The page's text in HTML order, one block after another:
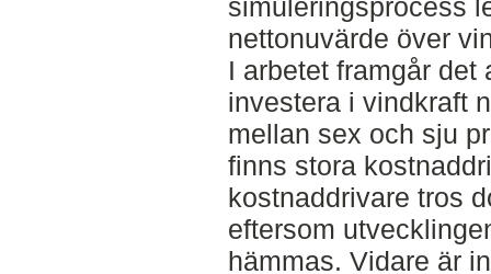
simuleringsprocess
nettonuvärde över
I arbetet framgår det
investera i vindkraft
mellan sex och sju
finns stora
kostnaddrivare tros
eftersom
hämmas. Vidare är